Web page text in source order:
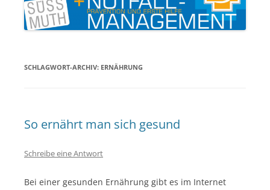
SCHLAGWORT-ARCHIV: ERNÄHRUNG
So ernährt man sich gesund
Schreibe eine Antwort
Bei einer gesunden Ernährung gibt es im Internet